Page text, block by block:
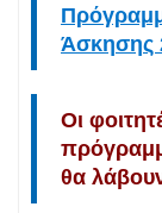
Άσκησης
Οι
θα